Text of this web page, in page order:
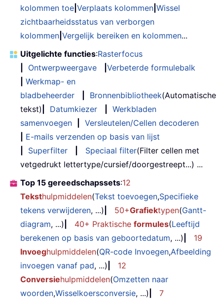
kolommen toe Verplaats kolommen Wissel
zichtbaarheidsstatus van verborgen
kolommen Vergelijk bereiken en kolommen...
Uitgelichte functies:Rasterfocus
Ontwerpweergave
Verbeterde formulebalk
Werkmap- en
bladbeheerder
Bronnenbibliotheek(Automatische
tekst)
Datumkiezer
Werkbladen
samenvoegen
Versleutelen/Cellen decoderen
E-mails verzenden op basis van lijst
Superfilter Speciaal filter(Filter cellen met
vetgedrukt lettertype/cursief/doorgestreept...) ...
Top 15 gereedschapssets:12
Teksthulpmiddelen(Tekst toevoegen,Specifieke
tekens verwijderen, ...) 50+Grafiektypen(Gantt-
diagram, ...) 40+ Praktische formules(Leeftijd
berekenen op basis van geboortedatum, ...)
19
Invoeghulpmiddelen(QR-code Invoegen,Afbeelding
invoegen vanaf pad, ...)
12
Conversiehulpmiddelen(Omzetten naar
woorden,Wisselkoersconversie, ...)
7